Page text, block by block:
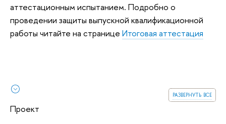
аттестационным испытанием. Подробно о
проведении защиты выпускной квалификационной
работы читайте на странице Итоговая аттестация
развернуть все
Проект